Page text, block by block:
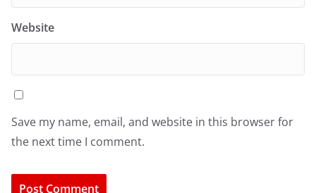
Website
Save my name, email, and website in this browser for
the next time I comment.